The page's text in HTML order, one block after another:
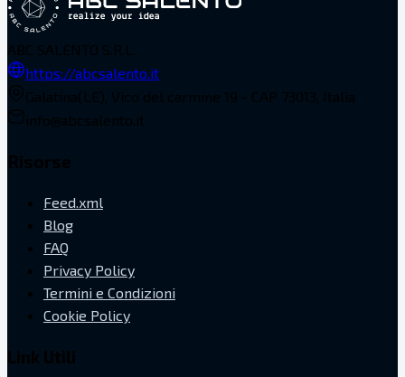
https://abcsalento.it
Feed.xml
Blog
FAQ
Privacy Policy
Termini e Condizioni
Cookie Policy